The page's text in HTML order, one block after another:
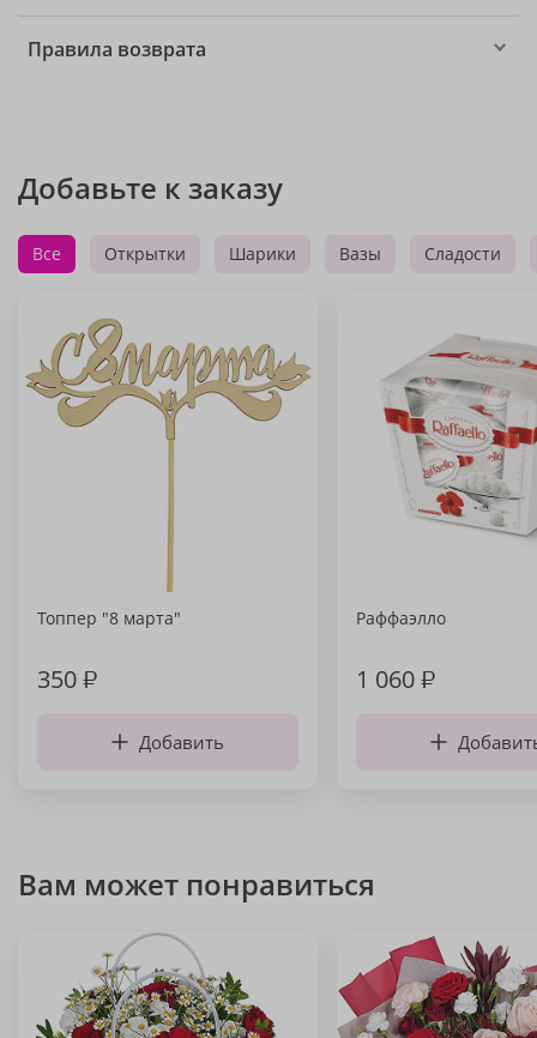
Правила возврата
Добавьте к заказу
Все Открытки Шарики Вазы Сладости
Топпер "8 марта"
350₽
Добавить
Раффаэлло
1 060₽
Вам может понравиться